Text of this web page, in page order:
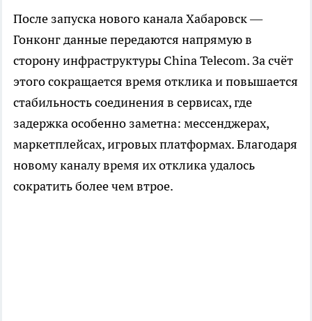
После запуска нового канала Хабаровск —
Гонконг данные передаются напрямую в
сторону инфраструктуры China Telecom. За счёт
этого сокращается время отклика и повышается
стабильность соединения в сервисах, где
задержка особенно заметна: мессенджерах,
маркетплейсах, игровых платформах. Благодаря
новому каналу время их отклика удалось
сократить более чем втрое.